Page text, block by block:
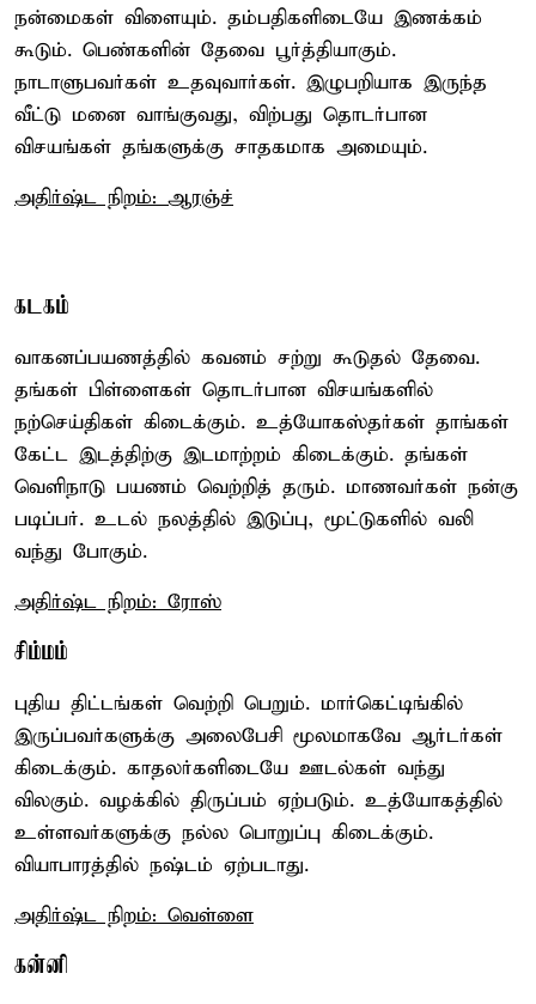
நன்மைகள் விளையும். தம்பதிகளிடையே இணக்கம்
கூடும். பெண்களின் தேவை பூர்த்தியாகும்.
நாடாளுபவர்கள் உதவுவார்கள். இழுபறியாக இருந்த
வீட்டு மனை வாங்குவது, விற்பது தொடர்பான
விசயங்கள் தங்களுக்கு சாதகமாக அமையும்.
அதிர்ஷ்ட நிறம்: ஆரஞ்ச்
கடகம்
வாகனப்பயணத்தில் கவனம் சற்று கூடுதல் தேவை.
தங்கள் பிள்ளைகள் தொடர்பான விசயங்களில்
நற்செய்திகள் கிடைக்கும். உத்யோகஸ்தர்கள் தாங்கள்
கேட்ட இடத்திற்கு இடமாற்றம் கிடைக்கும். தங்கள்
வெளிநாடு பயணம் வெற்றித் தரும். மாணவர்கள் நன்கு
படிப்பர். உடல் நலத்தில் இடுப்பு, மூட்டுகளில் வலி
வந்து போகும்.
அதிர்ஷ்ட நிறம்: ரோஸ்
சிம்மம்
புதிய திட்டங்கள் வெற்றி பெறும். மார்கெட்டிங்கில்
இருப்பவர்களுக்கு அலைபேசி மூலமாகவே ஆர்டர்கள்
கிடைக்கும். காதலர்களிடையே ஊடல்கள் வந்து
விலகும். வழக்கில் திருப்பம் ஏற்படும். உத்யோகத்தில்
உள்ளவர்களுக்கு நல்ல பொறுப்பு கிடைக்கும்.
வியாபாரத்தில் நஷ்டம் ஏற்படாது.
அதிர்ஷ்ட நிறம்: வெள்ளை
கன்னி